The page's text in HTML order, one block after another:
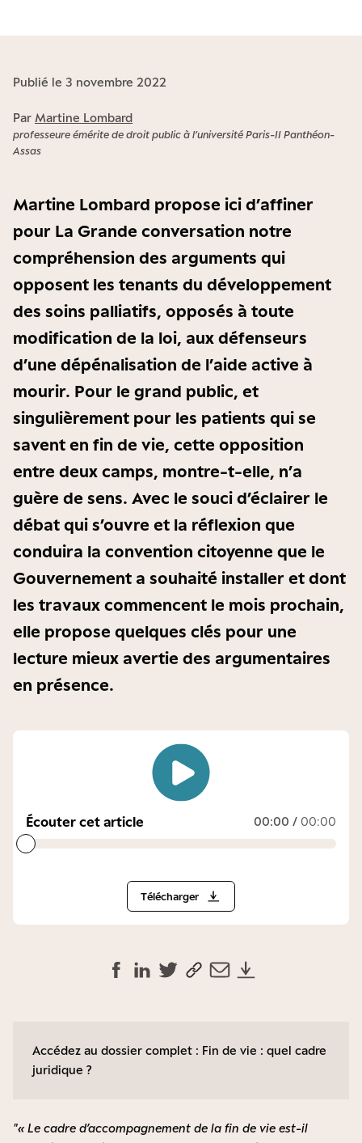
Publié le 3 novembre 2022
Par Martine Lombard
professeure émérite de droit public à l’université Paris-II Panthéon-
Assas
Martine Lombard propose ici d’affiner
pour La Grande conversation notre
compréhension des arguments qui
opposent les tenants du développement
des soins palliatifs, opposés à toute
modification de la loi, aux défenseurs
d’une dépénalisation de l’aide active à
mourir. Pour le grand public, et
singulièrement pour les patients qui se
savent en fin de vie, cette opposition
entre deux camps, montre-t-elle, n’a
guère de sens. Avec le souci d’éclairer le
débat qui s’ouvre et la réflexion que
conduira la convention citoyenne que le
Gouvernement a souhaité installer et dont
les travaux commencent le mois prochain,
elle propose quelques clés pour une
lecture mieux avertie des argumentaires
en présence.
Écouter cet article 00:00 / 00:00
Télécharger
Accédez au dossier complet : Fin de vie : quel cadre
juridique ?
« Le cadre d’accompagnement de la fin de vie est-il